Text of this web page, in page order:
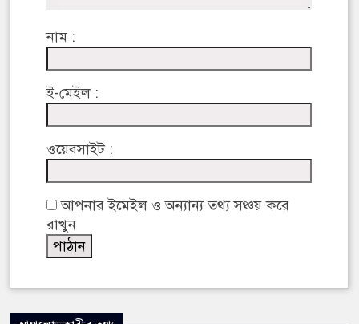
নাম :
ই-মেইল :
ওয়েবসাইট :
আপনার ইমেইল ও অন্যান্য তথ্য সঞ্চয় করে
রাখুন